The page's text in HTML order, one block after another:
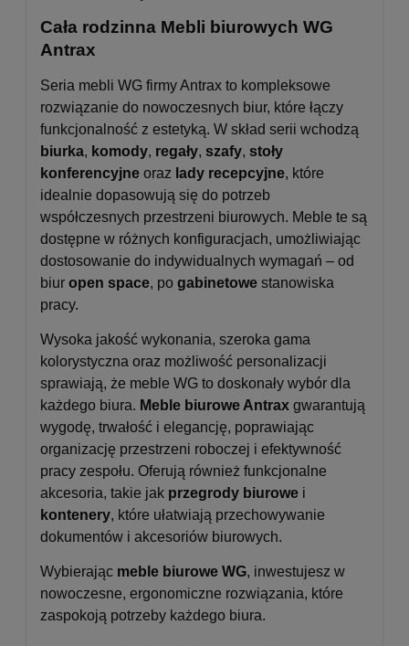
Cała rodzinna Mebli biurowych WG
Antrax
Seria mebli WG firmy Antrax to kompleksowe
rozwiązanie do nowoczesnych biur, które łączy
funkcjonalność z estetyką. W skład serii wchodzą
biurka, komody, regały, szafy, stoły
konferencyjne oraz lady recepcyjne, które
idealnie dopasowują się do potrzeb
współczesnych przestrzeni biurowych. Meble te są
dostępne w różnych konfiguracjach, umożliwiając
dostosowanie do indywidualnych wymagań – od
biur open space, po gabinetowe stanowiska
pracy.
Wysoka jakość wykonania, szeroka gama
kolorystyczna oraz możliwość personalizacji
sprawiają, że meble WG to doskonały wybór dla
każdego biura. Meble biurowe Antrax gwarantują
wygodę, trwałość i elegancję, poprawiając
organizację przestrzeni roboczej i efektywność
pracy zespołu. Oferują również funkcjonalne
akcesoria, takie jak przegrody biurowe i
kontenery, które ułatwiają przechowywanie
dokumentów i akcesoriów biurowych.
Wybierając meble biurowe WG, inwestujesz w
nowoczesne, ergonomiczne rozwiązania, które
zaspokoją potrzeby każdego biura.